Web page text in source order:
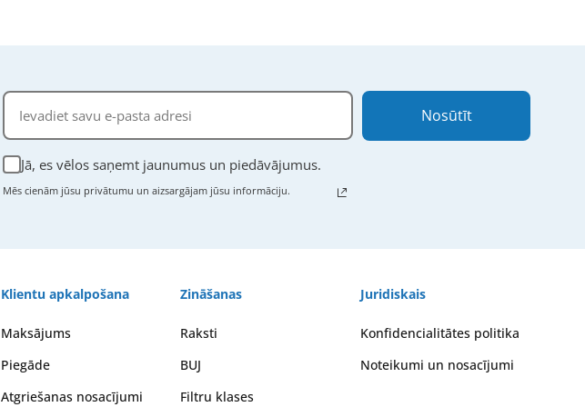
Jā, es vēlos saņemt jaunumus un piedāvājumus.
Mēs cienām jūsu privātumu un aizsargājam jūsu informāciju.
Nosūtīt
Klientu apkalpošana
Maksājums
Piegāde
Atgriešanas nosacījumi
Zināšanas
Raksti
BUJ
Filtru klases
Juridiskais
Konfidencialitātes politika
Noteikumi un nosacījumi